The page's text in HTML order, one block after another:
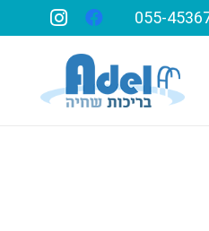
055-